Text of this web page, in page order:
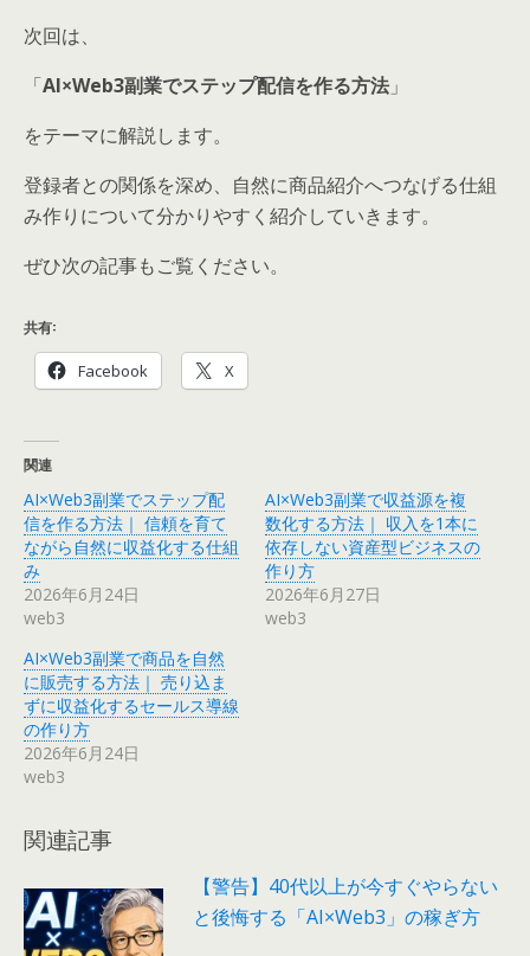
次回は、
「AI×Web3副業でステップ配信を作る方法 」
をテーマに解説します。
登録者との関係を深め、自然に商品紹介へつなげる仕組
み作りについて分かりやすく紹介していきます。
ぜひ次の記事もご覧ください。
共有:
Facebook X
関連
AI×Web3副業でステップ配
信を作る方法｜ 信頼を育て
ながら自然に収益化する仕組
み
2026年6月24日
web3
AI×Web3副業で収益源を複
数化する方法｜ 収入を1本に
依存しない資産型ビジネスの
作り方
2026年6月27日
web3
AI×Web3副業で商品を自然
に販売する方法｜ 売り込ま
ずに収益化するセールス導線
の作り方
2026年6月24日
web3
関連記事
【警告】40代以上が今すぐやらない
と後悔する「AI×Web3」の稼ぎ方